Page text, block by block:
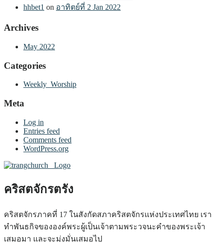
hhbet1 on อาทิตย์ที่ 2 Jan 2022
Archives
May 2022
Categories
Weekly_Worship
Meta
Log in
Entries feed
Comments feed
WordPress.org
คริสตจักรตรัง
คริสตจักรภาคที่ 17 ในสังกัดสภาคริสตจักรแห่งประเทศไทย เรา
ทำพันธกิจขององค์พระผู้เป็นเจ้าตามพระวจนะคำของพระเจ้า
เสมอมา และจะมุ่งมั่นเสมอไป